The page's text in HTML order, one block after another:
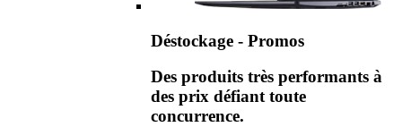
Déstockage - Promos
Des produits très performants à
des prix défiant toute
concurrence.